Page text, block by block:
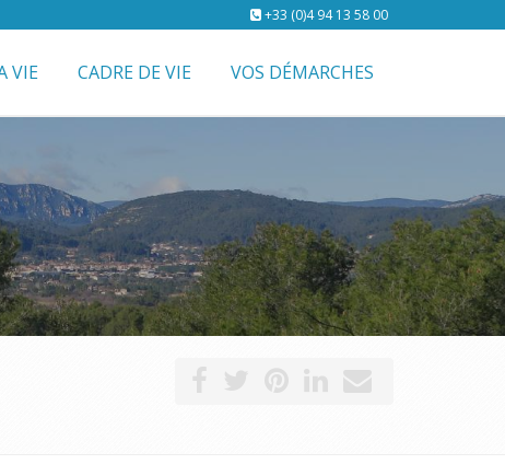
+33 (0)4 94 13 58 00
VIE CADRE DE VIE VOS DÉMARCHES